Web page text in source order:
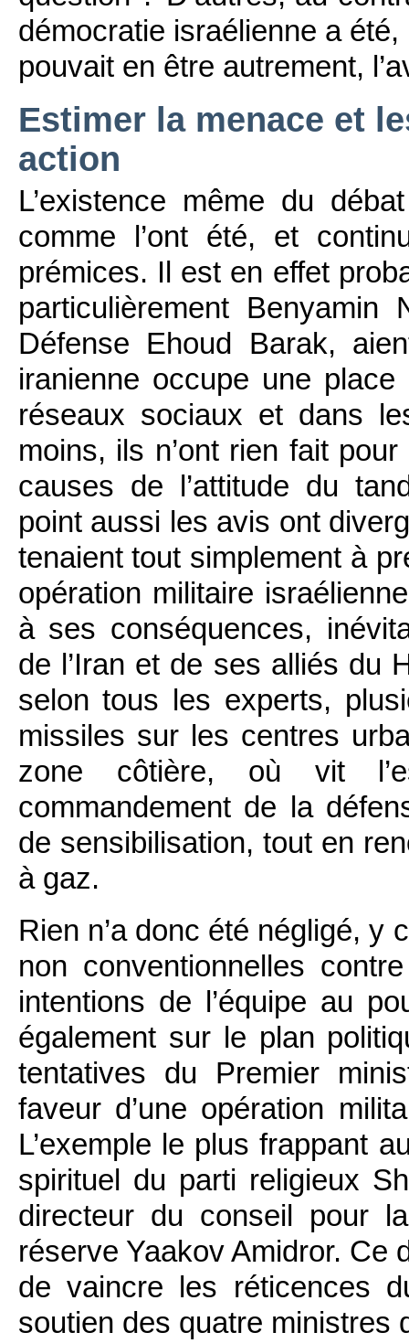
démocratie israélienne a
pouvait en être autrement,
Estimer la menace et
action
L’existence même du
comme l’ont été, et
prémices. Il est en effet
particulièrement
Défense Ehoud Barak,
iranienne occupe une
réseaux sociaux et dans
moins, ils n’ont rien fait
causes de l’attitude du
point aussi les avis ont
tenaient tout simplement à
opération militaire
à ses conséquences,
de l’Iran et de ses alliés du
selon tous les experts,
missiles sur les centres
zone côtière, où vit
commandement de la
de sensibilisation, tout en
à gaz.
Rien n’a donc été négligé, y
non conventionnelles
intentions de l’équipe au
également sur le plan
tentatives du Premier
faveur d’une opération
L’exemple le plus frappant
spirituel du parti religieux
directeur du conseil pour
réserve Yaakov Amidror. Ce
de vaincre les réticences
soutien des quatre ministres